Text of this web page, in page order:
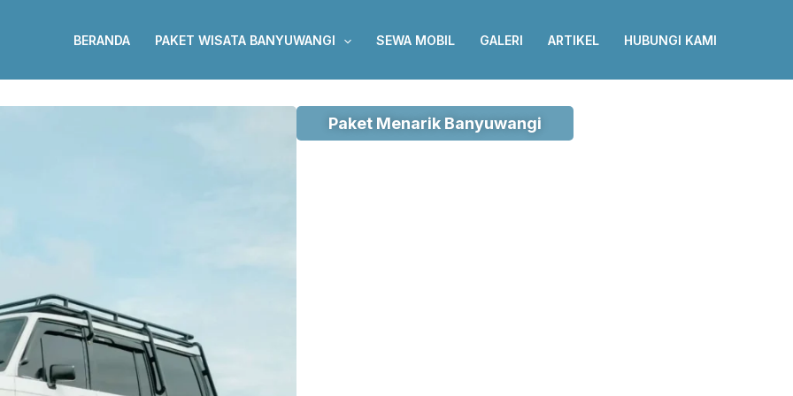
BERANDA PAKET WISATA BANYUWANGI SEWA MOBIL GALERI ARTIKEL HUBUNGI KAMI
Paket Menarik Banyuwangi